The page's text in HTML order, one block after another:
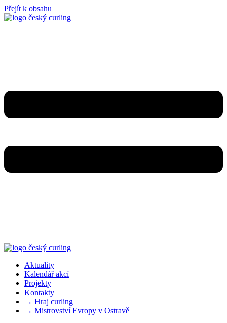
Přejít k obsahu
Aktuality
Kalendář akcí
Projekty
Kontakty
→ Hraj curling
→ Mistrovství Evropy v Ostravě